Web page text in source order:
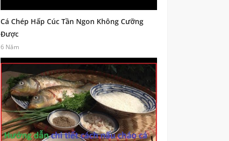
Cá Chép Hấp Cúc Tần Ngon Không Cưỡng
Được
6 Năm